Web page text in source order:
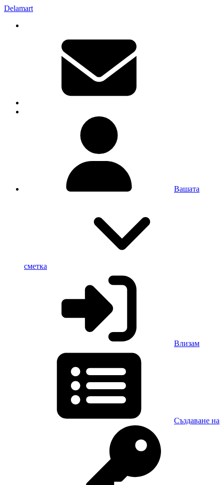
Delamart
Вашата
сметка
Влизам
Създаване на